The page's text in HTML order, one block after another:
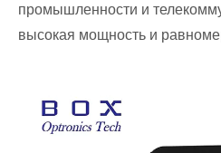
промышленности и
высокая мощность и